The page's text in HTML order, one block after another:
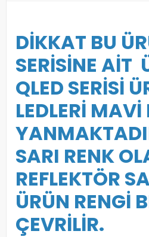
DİKKAT BU
SERİSİNE AİT
QLED SERİSİ
LEDLERİ MAVİ
SARI RENK
REFLEKTÖR
ÜRÜN RENGİ
ÇEVRİLİR.